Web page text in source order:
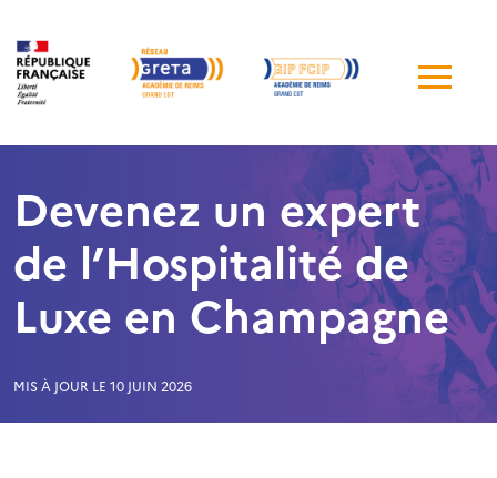
de
Devenez un expert
de l’Hospitalité de
Luxe en Champagne
MIS À JOUR LE 10 JUIN 2026